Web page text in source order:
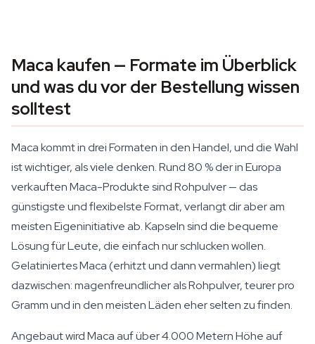
Maca kaufen — Formate im Überblick
und was du vor der Bestellung wissen
solltest
Maca kommt in drei Formaten in den Handel, und die Wahl
ist wichtiger, als viele denken. Rund 80 % der in Europa
verkauften Maca-Produkte sind Rohpulver — das
günstigste und flexibelste Format, verlangt dir aber am
meisten Eigeninitiative ab. Kapseln sind die bequeme
Lösung für Leute, die einfach nur schlucken wollen.
Gelatiniertes Maca (erhitzt und dann vermahlen) liegt
dazwischen: magenfreundlicher als Rohpulver, teurer pro
Gramm und in den meisten Läden eher selten zu finden.
Angebaut wird Maca auf über 4.000 Metern Höhe auf